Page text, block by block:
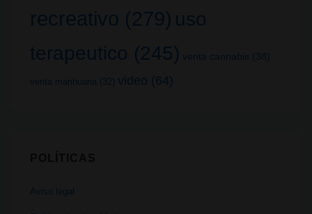
recreativo (279) uso
terapeutico (245) venta cannabis (38)
venta marihuana (32) video (64)
Aviso legal